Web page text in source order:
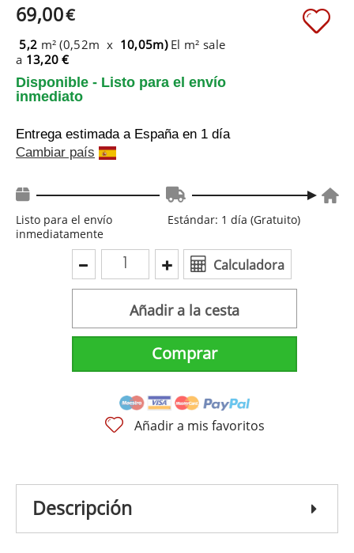
69,00€
5,2 m² (0,52m x 10,05m) El m² sale
a 13,20 €
Disponible - Listo para el envío
inmediato
Entrega estimada a España en 1 día
Cambiar país
Listo para el envío
inmediatamente
Estándar: 1 día (Gratuito)
Calculadora
Añadir a la cesta
Comprar
Añadir a mis favoritos
Descripción